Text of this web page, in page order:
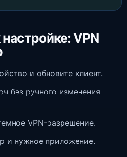
VPN
и обновите клиент.
без ручного изменения
VPN-разрешение.
и нужное приложение.